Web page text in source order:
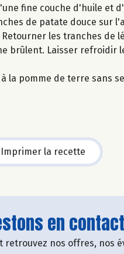
fine couche d'huile et
de patate douce sur
les tranches de
brûlent. Laisser
la pomme de terre sans
Imprimer la recette
en
retrouvez nos offres, nos